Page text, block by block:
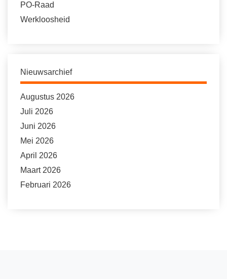
PO-Raad
Werkloosheid
Nieuwsarchief
Augustus 2026
Juli 2026
Juni 2026
Mei 2026
April 2026
Maart 2026
Februari 2026